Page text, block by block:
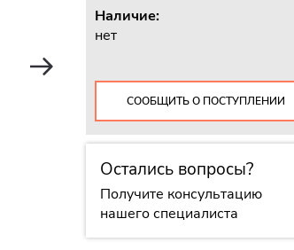
Наличие:
нет
СООБЩИТЬ О ПОСТУПЛЕНИИ
Остались вопросы?
Получите консультацию
нашего специалиста